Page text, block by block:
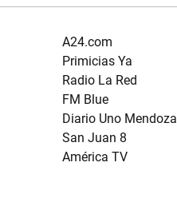
A24.com
Primicias Ya
Radio La Red
FM Blue
Diario Uno Mendoza
San Juan 8
América TV